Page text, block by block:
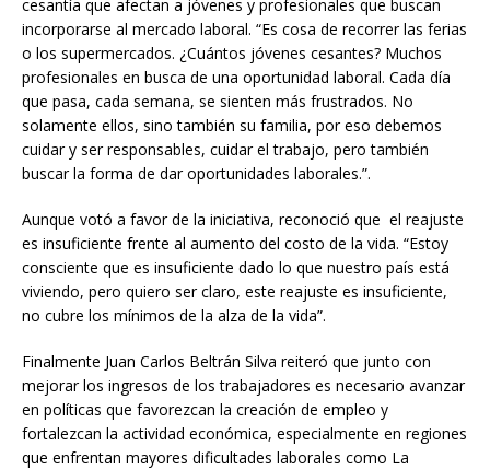
cesantía que afectan a jóvenes y profesionales que buscan
incorporarse al mercado laboral. “Es cosa de recorrer las ferias
o los supermercados. ¿Cuántos jóvenes cesantes? Muchos
profesionales en busca de una oportunidad laboral. Cada día
que pasa, cada semana, se sienten más frustrados. No
solamente ellos, sino también su familia, por eso debemos
cuidar y ser responsables, cuidar el trabajo, pero también
buscar la forma de dar oportunidades laborales.”.
Aunque votó a favor de la iniciativa, reconoció que el reajuste
es insuficiente frente al aumento del costo de la vida. “Estoy
consciente que es insuficiente dado lo que nuestro país está
viviendo, pero quiero ser claro, este reajuste es insuficiente,
no cubre los mínimos de la alza de la vida”.
Finalmente Juan Carlos Beltrán Silva reiteró que junto con
mejorar los ingresos de los trabajadores es necesario avanzar
en políticas que favorezcan la creación de empleo y
fortalezcan la actividad económica, especialmente en regiones
que enfrentan mayores dificultades laborales como La